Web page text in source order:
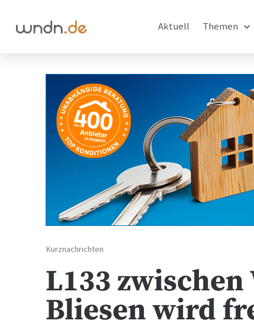
Aktuell Themen
Kurznachrichten
L133
Bliesen wird